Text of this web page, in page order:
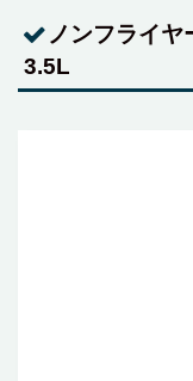
ノンフライヤ
3.5L